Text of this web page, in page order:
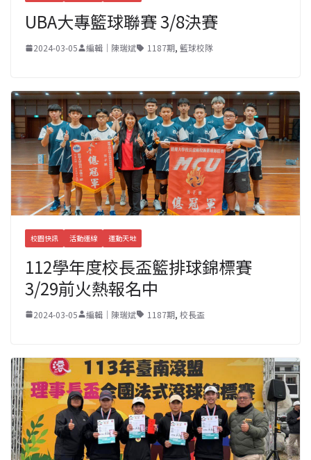
UBA大專籃球聯賽 3/8決賽
2024-03-05 編輯｜陳瑞斌 1187期, 籃球校隊
校園快訊 活動連線 運動天地
112學年度校長盃籃排球錦標賽
3/29前火熱報名中
2024-03-05 編輯｜陳瑞斌 1187期, 校長盃